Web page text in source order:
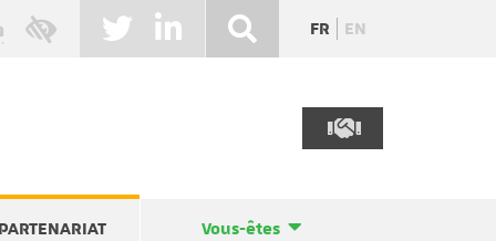
FR EN
PARTENARIAT Vous-êtes